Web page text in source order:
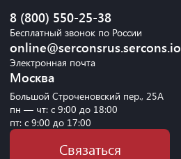
8 (800) 550-25-38
Бесплатный звонок по России
online@serconsrus.sercons.io
Электронная почта
Москва
Большой Строченовский пер., 25А
пн — чт: с 9:00 до 18:00
пт: с 9:00 до 17:00
Связаться